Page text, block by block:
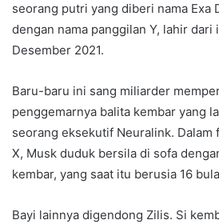
seorang putri yang diberi nama Exa
dengan nama panggilan Y, lahir dari
Desember 2021.
Baru-baru ini sang miliarder
penggemarnya balita kembar yang
seorang eksekutif Neuralink. Dalam
X, Musk duduk bersila di sofa
kembar, yang saat itu berusia 16
Bayi lainnya digendong Zilis. Si